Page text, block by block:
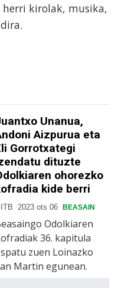
kirolak, musika,
Unanua,
Aizpurua eta
Gorrotxategi
dituzte
ohorezko
kide berri
2023 ots 06 BEASAIN
Odolkiaren
36. kapitula
zuen Loinazko
Martin egunean.